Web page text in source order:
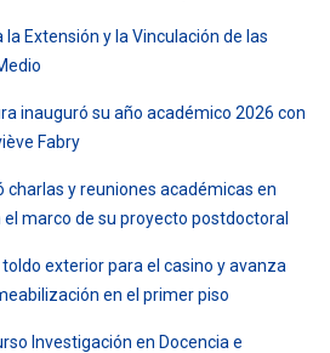
BIBLIOTECA
FACULTAD
Funcionarios
Egresados
la Extensión y la Vinculación de las
inauguró su año académico 2026 con
Fabry
charlas y reuniones académicas en
el marco de su proyecto postdoctoral
exterior para el casino y avanza
en el primer piso
Investigación en Docencia e